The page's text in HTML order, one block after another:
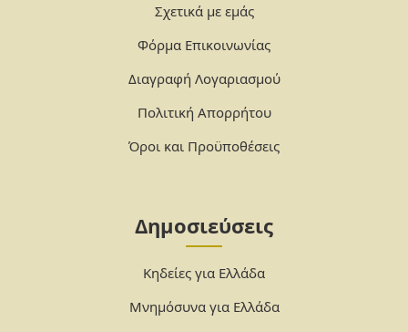
Σχετικά με εμάς
Φόρμα Επικοινωνίας
Διαγραφή Λογαριασμού
Πολιτική Απορρήτου
Όροι και Προϋποθέσεις
Δημοσιεύσεις
Κηδείες για Ελλάδα
Μνημόσυνα για Ελλάδα